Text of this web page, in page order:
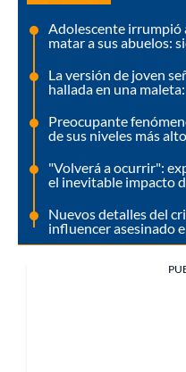
Adolescente irrumpió
matar a sus abuelos:
La versión de joven
hallada en una
Preocupante
de sus niveles más
"Volverá a ocurrir":
el inevitable impacto
Nuevos detalles del
influencer asesinado